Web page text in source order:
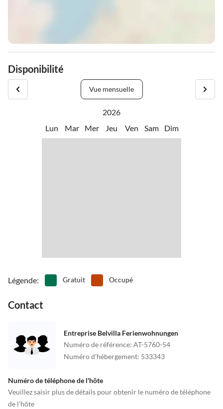
Disponibilité
Vue mensuelle
2026
Lun
Mar Mer Jeu Ven Sam Dim
Légende: Gratuit Occupé
Contact
Entreprise Belvilla Ferienwohnungen
Numéro de référence: AT-5760-54
Numéro d'hébergement: 533343
Numéro de téléphone de l'hôte
Veuillez saisir plus de détails pour obtenir le numéro de téléphone
de l'hôte